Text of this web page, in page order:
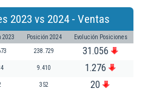
2023 vs 2024 - Ventas
2023 Posición 2024 Evolución Posiciones
238.729 31.056
9.410 1.276
352 20